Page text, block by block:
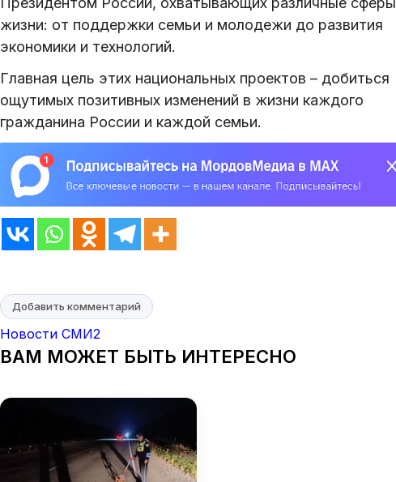
жизни: от поддержки семьи и молодежи до развития
экономики и технологий.
Главная цель этих национальных проектов – добиться
ощутимых позитивных изменений в жизни каждого
гражданина России и каждой семьи.
Добавить комментарий
Новости СМИ2
ВАМ МОЖЕТ БЫТЬ ИНТЕРЕСНО